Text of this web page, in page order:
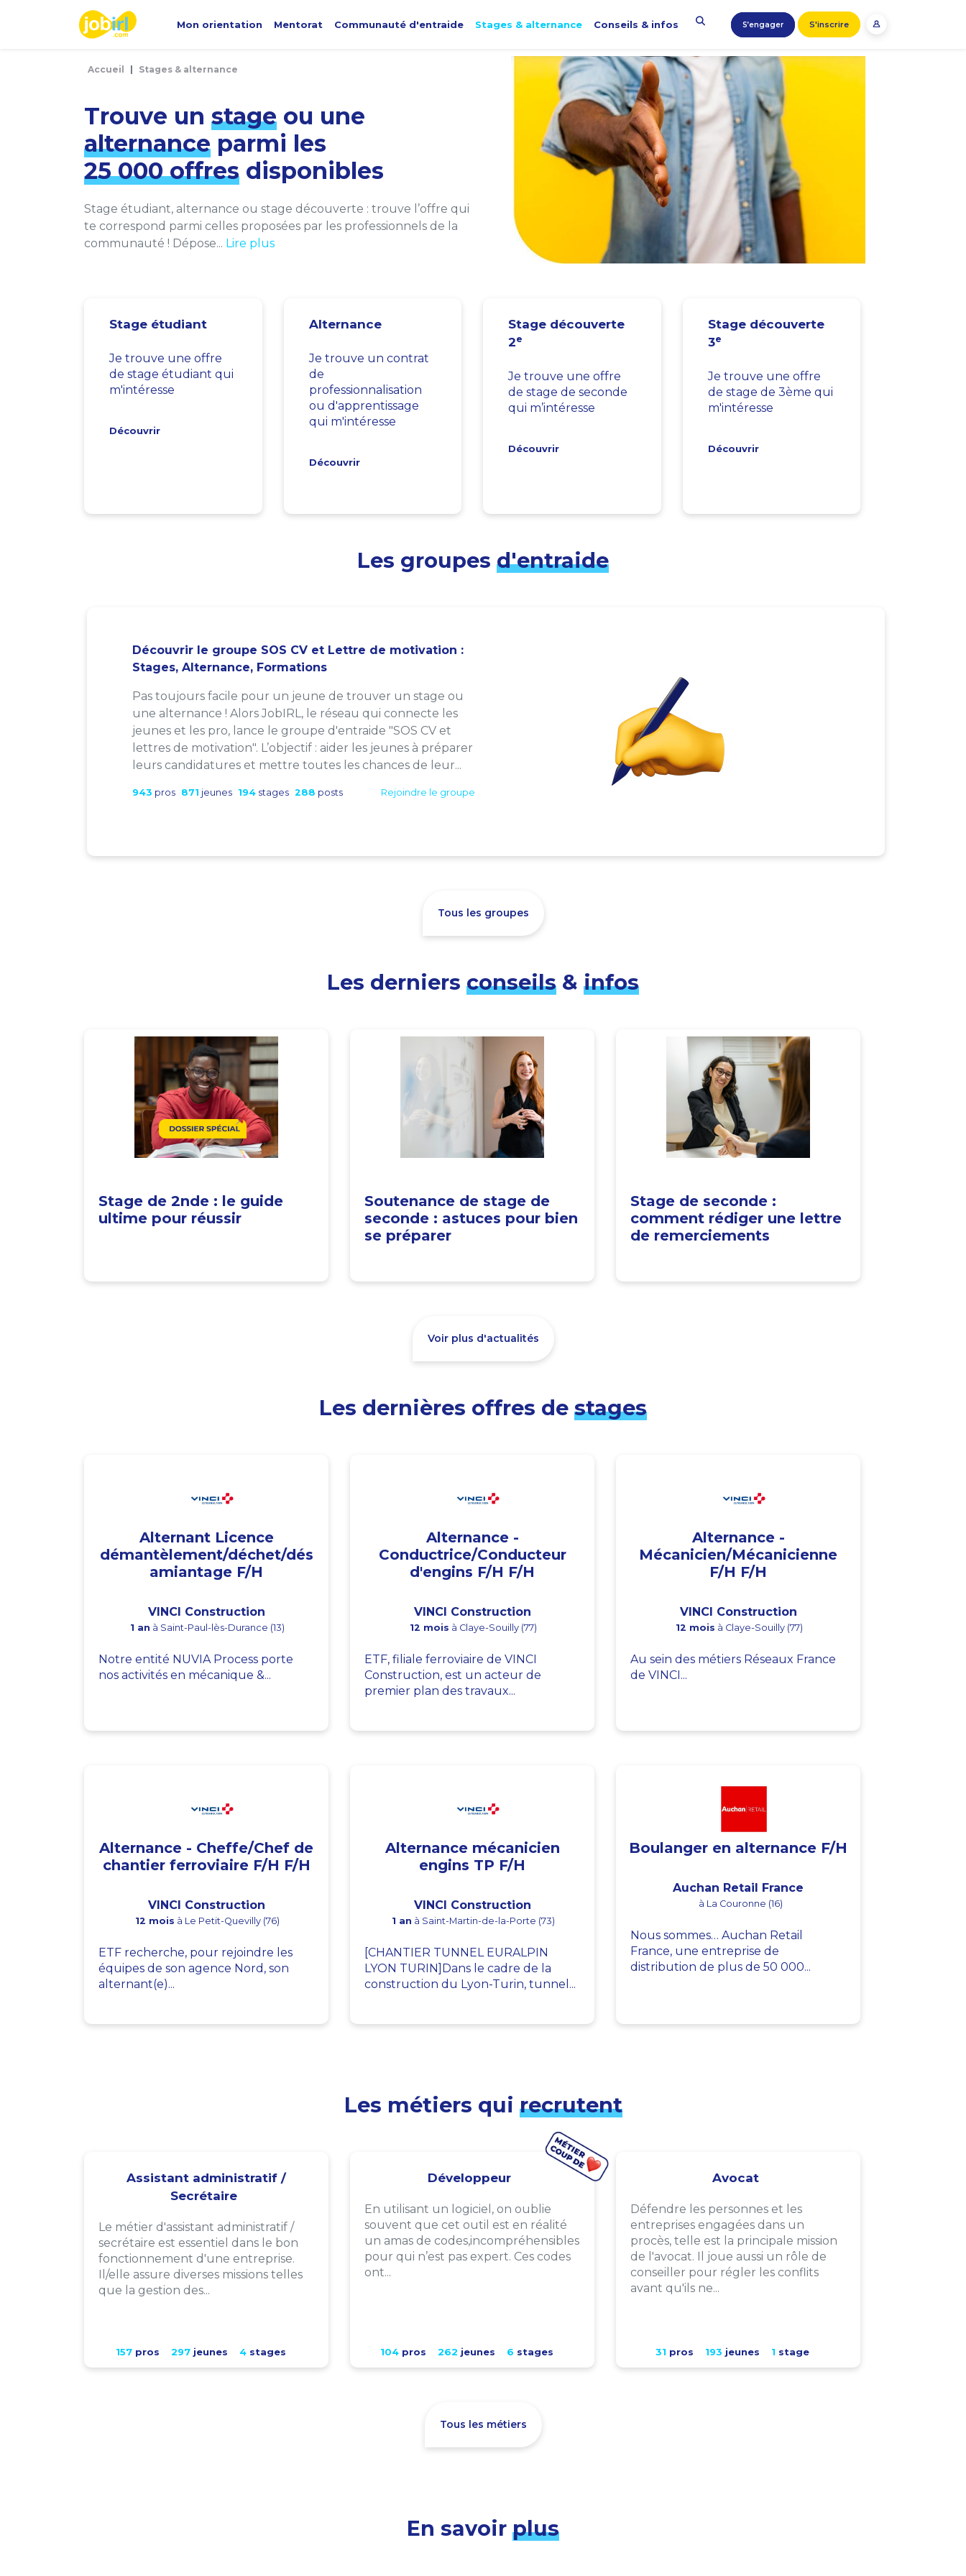
Mon orientation Mentorat Communauté d'entraide Stages & alternance Conseils & infos S’engager S'inscrire
Accueil Stages & alternance
Trouve un stage ou une
alternance parmi les
25 000 offres disponibles
Stage étudiant, alternance ou stage découverte : trouve l’offre qui
te correspond parmi celles proposées par les professionnels de la
communauté ! Dépose... Lire plus
Stage étudiant
Je trouve une offre
de stage étudiant qui
m'intéresse
Découvrir
Alternance
Je trouve un contrat
de
professionnalisation
ou d'apprentissage
qui m'intéresse
Découvrir
Stage découverte
2e
Je trouve une offre
de stage de seconde
qui m’intéresse
Découvrir
Stage découverte
3e
Je trouve une offre
de stage de 3ème qui
m'intéresse
Découvrir
Les groupes d'entraide
Découvrir le groupe SOS CV et Lettre de motivation :
Stages, Alternance, Formations
Pas toujours facile pour un jeune de trouver un stage ou
une alternance ! Alors JobIRL, le réseau qui connecte les
jeunes et les pro, lance le groupe d'entraide "SOS CV et
lettres de motivation". L’objectif : aider les jeunes à préparer
leurs candidatures et mettre toutes les chances de leur...
943 pros 871 jeunes 194 stages 288 posts Rejoindre le groupe
Tous les groupes
Les derniers conseils & infos
Stage de 2nde : le guide
ultime pour réussir
Soutenance de stage de
seconde : astuces pour bien
se préparer
Stage de seconde :
comment rédiger une lettre
de remerciements
Voir plus d'actualités
Les dernières offres de stages
Alternant Licence
démantèlement/déchet/dés
amiantage F/H
VINCI Construction
1 an à Saint-Paul-lès-Durance (13)
Notre entité NUVIA Process porte
nos activités en mécanique &...
Alternance -
Conductrice/Conducteur
d'engins F/H F/H
VINCI Construction
12 mois à Claye-Souilly (77)
ETF, filiale ferroviaire de VINCI
Construction, est un acteur de
premier plan des travaux...
Alternance -
Mécanicien/Mécanicienne
F/H F/H
VINCI Construction
12 mois à Claye-Souilly (77)
Au sein des métiers Réseaux France
de VINCI...
Alternance - Cheffe/Chef de
chantier ferroviaire F/H F/H
VINCI Construction
12 mois à Le Petit-Quevilly (76)
ETF recherche, pour rejoindre les
équipes de son agence Nord, son
alternant(e)...
Alternance mécanicien
engins TP F/H
VINCI Construction
1 an à Saint-Martin-de-la-Porte (73)
[CHANTIER TUNNEL EURALPIN
LYON TURIN]Dans le cadre de la
construction du Lyon-Turin, tunnel...
Boulanger en alternance F/H
Auchan Retail France
à La Couronne (16)
Nous sommes… Auchan Retail
France, une entreprise de
distribution de plus de 50 000...
Les métiers qui recrutent
Assistant administratif /
Secrétaire
Le métier d'assistant administratif /
secrétaire est essentiel dans le bon
fonctionnement d'une entreprise.
Il/elle assure diverses missions telles
que la gestion des...
157pros 297jeunes 4stages
Développeur
En utilisant un logiciel, on oublie
souvent que cet outil est en réalité
un amas de codes,incompréhensibles
pour qui n’est pas expert. Ces codes
ont...
104pros 262 jeunes 6 stages
Avocat
Défendre les personnes et les
entreprises engagées dans un
procès, telle est la principale mission
de l'avocat. Il joue aussi un rôle de
conseiller pour régler les conflits
avant qu'ils ne...
31 pros 193 jeunes 1 stage
Tous les métiers
En savoir plus
Panneau de gestion des cookies